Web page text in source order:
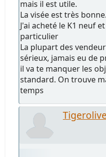
mais il est utile.
La visée est très bonne.
J'ai acheté le K1 neuf
particulier
La plupart des
sérieux, jamais eu de
il va te manquer les
standard. On trouve
temps
Tigerolive